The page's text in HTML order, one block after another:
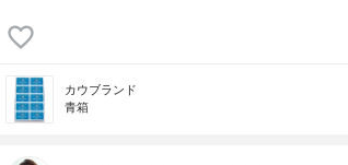
カウブランド
青箱